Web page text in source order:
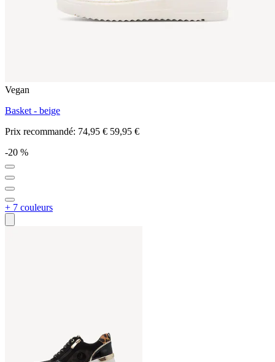
Vegan
Basket - beige
Prix recommandé: 74,95 € 59,95 €
-20 %
+ 7 couleurs